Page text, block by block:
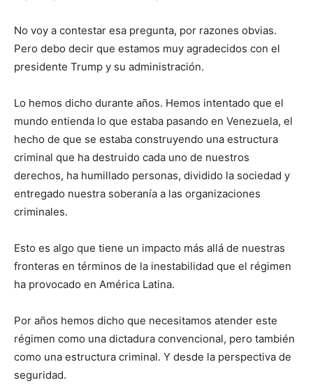
No voy a contestar esa pregunta, por razones obvias.
Pero debo decir que estamos muy agradecidos con el
presidente Trump y su administración.
Lo hemos dicho durante años. Hemos intentado que el
mundo entienda lo que estaba pasando en Venezuela, el
hecho de que se estaba construyendo una estructura
criminal que ha destruido cada uno de nuestros
derechos, ha humillado personas, dividido la sociedad y
entregado nuestra soberanía a las organizaciones
criminales.
Esto es algo que tiene un impacto más allá de nuestras
fronteras en términos de la inestabilidad que el régimen
ha provocado en América Latina.
Por años hemos dicho que necesitamos atender este
régimen como una dictadura convencional, pero también
como una estructura criminal. Y desde la perspectiva de
seguridad.